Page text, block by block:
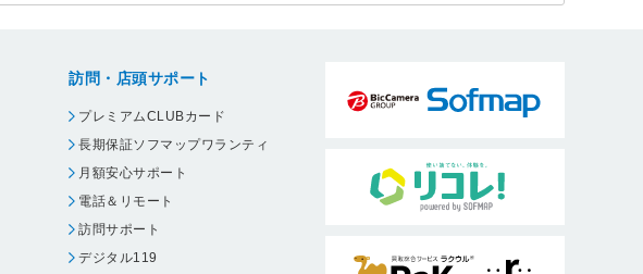
訪問・店頭サポート
プレミアムCLUBカード
長期保証ソフマップワランティ
月額安心サポート
電話＆リモート
訪問サポート
デジタル119